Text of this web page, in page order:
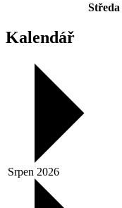
Středa
Kalendář
Srpen 2026